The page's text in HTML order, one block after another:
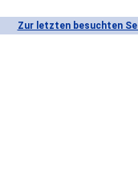
Zur letzten besuchten